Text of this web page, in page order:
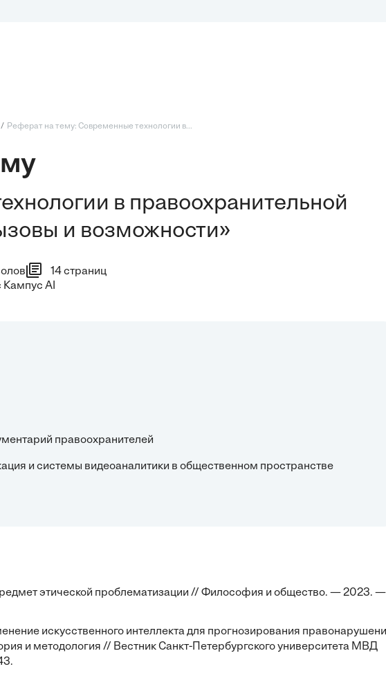
Реферат на тему: Современные технологии в...
в правоохранительной
и возможности»
14 страниц
Кампус AI
правоохранителей
и системы видеоаналитики в общественном пространстве
этической проблематизации // Философия и общество. — 2023. —
искусственного интеллекта для прогнозирования
и методология // Вестник Санкт-Петербургского университета МВД